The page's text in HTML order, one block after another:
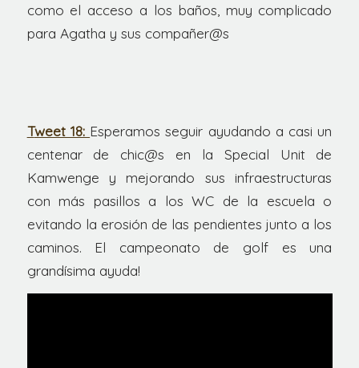
como el acceso a los baños, muy complicado
para Agatha y sus compañer@s
Tweet 18: Esperamos seguir ayudando a casi un
centenar de chic@s en la Special Unit de
Kamwenge y mejorando sus infraestructuras
con más pasillos a los WC de la escuela o
evitando la erosión de las pendientes junto a los
caminos. El campeonato de golf es una
grandísima ayuda!